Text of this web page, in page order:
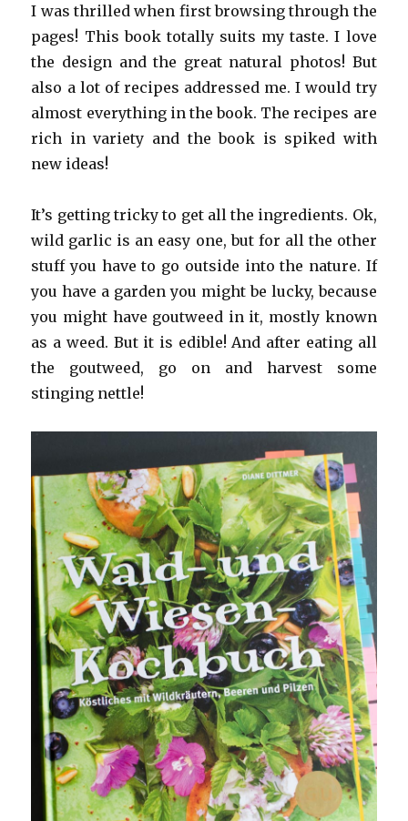
I was thrilled when first browsing through the
pages! This book totally suits my taste. I love
the design and the great natural photos! But
also a lot of recipes addressed me. I would try
almost everything in the book. The recipes are
rich in variety and the book is spiked with
new ideas!
It’s getting tricky to get all the ingredients. Ok,
wild garlic is an easy one, but for all the other
stuff you have to go outside into the nature. If
you have a garden you might be lucky, because
you might have goutweed in it, mostly known
as a weed. But it is edible! And after eating all
the goutweed, go on and harvest some
stinging nettle!